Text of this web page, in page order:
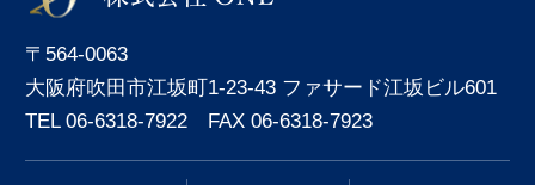
〒564-0063
大阪府吹田市江坂町1-23-43 ファサード江坂ビル601
TEL 06-6318-7922 FAX 06-6318-7923